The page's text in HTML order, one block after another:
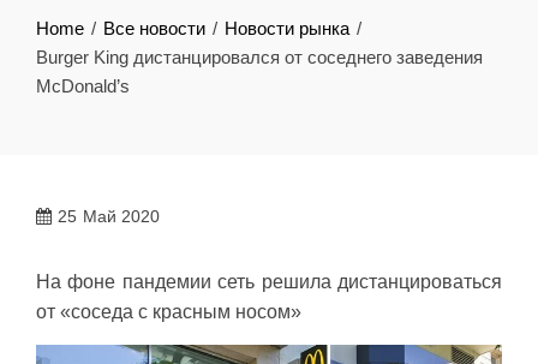
Home Все новости
Новости рынка
Burger King дистанцировался от соседнего заведения
McDonald’s
25 Май 2020
На фоне пандемии сеть решила дистанцироваться
от «соседа с красным носом»